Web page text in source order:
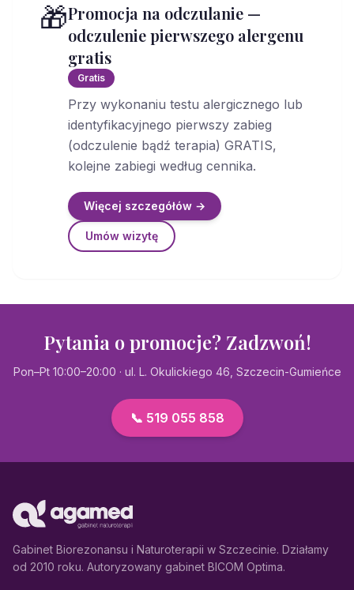
🎁Promocja na odczulanie —
odczulenie pierwszego alergenu
gratis
Gratis
Przy wykonaniu testu alergicznego lub
identyfikacyjnego pierwszy zabieg
(odczulenie bądź terapia) GRATIS,
kolejne zabiegi według cennika.
Więcej szczegółów →
Umów wizytę
Pytania o promocje? Zadzwoń!
Pon–Pt 10:00–20:00 · ul. L. Okulickiego 46, Szczecin-Gumieńce
📞 519 055 858
Gabinet Biorezonansu i Naturoterapii w Szczecinie. Działamy
od 2010 roku. Autoryzowany gabinet BICOM Optima.